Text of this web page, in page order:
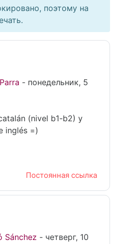
поэтому на
- понедельник, 5
(nivel b1-b2) y
inglés =)
Постоянная ссылка
Morcillo Parra
Sánchez - четверг, 10